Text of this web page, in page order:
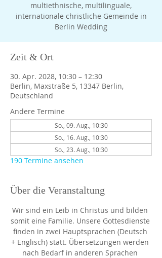
multiethnische, multilinguale,
internationale christliche Gemeinde in
Berlin Wedding
Zeit & Ort
30. Apr. 2028, 10:30 – 12:30
Berlin, Maxstraße 5, 13347 Berlin,
Deutschland
Andere Termine
So., 09. Aug., 10:30
So., 16. Aug., 10:30
So., 23. Aug., 10:30
190 Termine ansehen
Über die Veranstaltung
Wir sind ein Leib in Christus und bilden
somit eine Familie. Unsere Gottesdienste
finden in zwei Hauptsprachen (Deutsch
+ Englisch) statt. Übersetzungen werden
nach Bedarf in anderen Sprachen